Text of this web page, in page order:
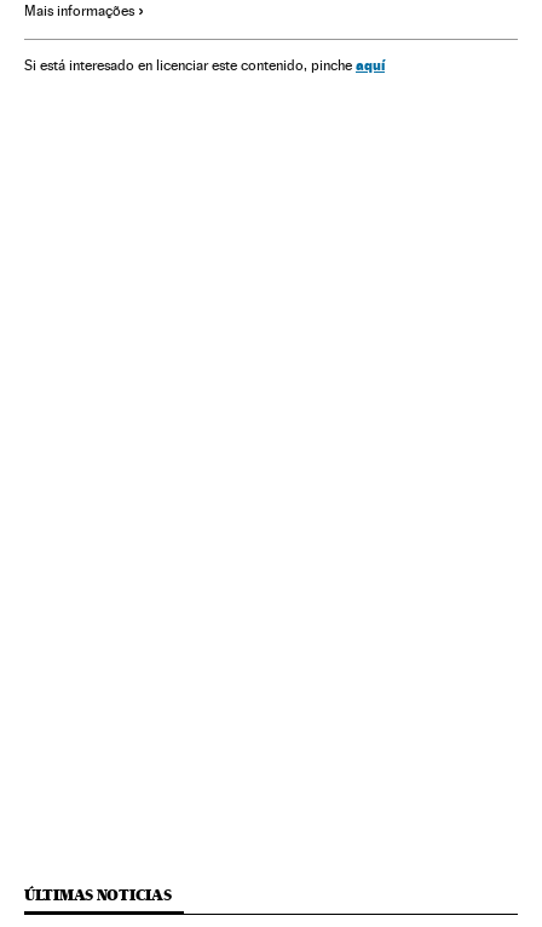
Mais informações
Si está interesado en licenciar este contenido, pinche aquí
ÚLTIMAS NOTICIAS